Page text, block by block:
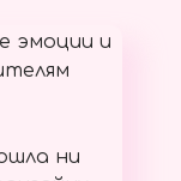
эмоции и
ни